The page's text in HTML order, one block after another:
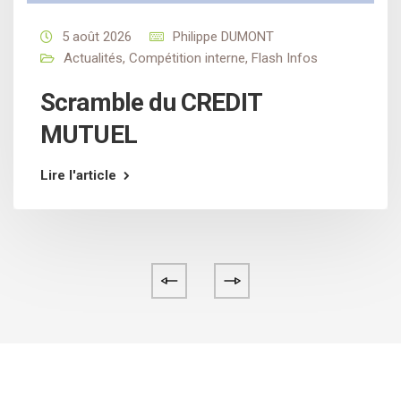
5 août 2026
Philippe DUMONT
Actualités, Compétition interne, Flash Infos
Scramble du CREDIT
MUTUEL
Lire l'article